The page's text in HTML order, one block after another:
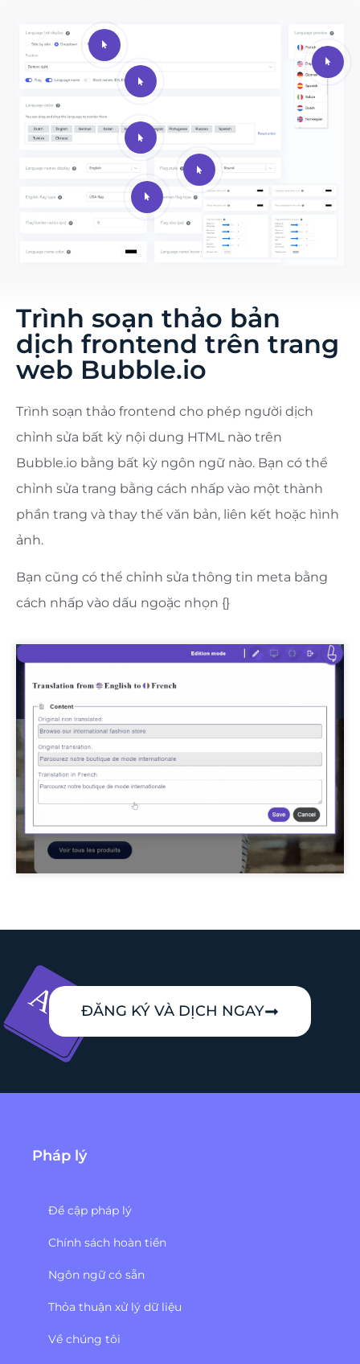
Trình soạn thảo bản
dịch frontend trên trang
web Bubble.io
Trình soạn thảo frontend cho phép người dịch
chỉnh sửa bất kỳ nội dung HTML nào trên
Bubble.io bằng bất kỳ ngôn ngữ nào. Bạn có thể
chỉnh sửa trang bằng cách nhấp vào một thành
phần trang và thay thế văn bản, liên kết hoặc hình
ảnh.
Bạn cũng có thể chỉnh sửa thông tin meta bằng
cách nhấp vào dấu ngoặc nhọn {}
ĐĂNG KÝ VÀ DỊCH NGAY
Pháp lý
Đề cập pháp lý
Chính sách hoàn tiền
Ngôn ngữ có sẵn
Thỏa thuận xử lý dữ liệu
Về chúng tôi